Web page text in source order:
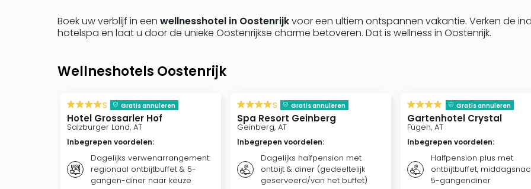
Boek uw verblijf in een wellnesshotel in Oostenrijkvoor een ultiem ontspannen vakantie. Verken de
hotelspa en laat u door de unieke Oostenrijkse charme betoveren. Dat is wellness in Oostenrijk.
Wellneshotels Oostenrijk
s Gratis annuleren
Hotel Grossarler Hof
Salzburger Land, AT
Inbegrepen voordelen:
Dagelijks verwenarrangement:
regionaal ontbijtbuffet & 5-
gangen-diner naar keuze
s Gratis annuleren
Spa Resort Geinberg
Geinberg, AT
Inbegrepen voordelen:
Dagelijks halfpension met
ontbijt & diner (gedeeltelijk
geserveerd/van het buffet)
Gratis annuleren
Gartenhotel Crystal
Fügen, AT
Inbegrepen voordelen:
Halfpension plus met
ontbijtbuffet,
5-gangendiner